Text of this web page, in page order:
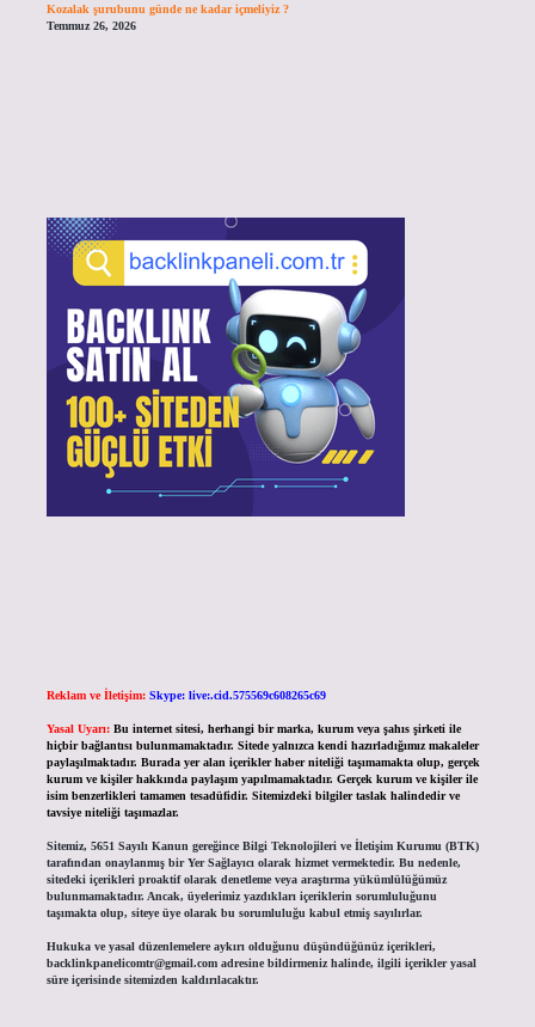
Kozalak şurubunu günde ne kadar içmeliyiz ?
Temmuz 26, 2026
Reklam ve İletişim: Skype: live:.cid.575569c608265c69
Yasal Uyarı: Bu internet sitesi, herhangi bir marka, kurum veya şahıs şirketi ile
hiçbir bağlantısı bulunmamaktadır. Sitede yalnızca kendi hazırladığımız makaleler
paylaşılmaktadır. Burada yer alan içerikler haber niteliği taşımamakta olup, gerçek
kurum ve kişiler hakkında paylaşım yapılmamaktadır. Gerçek kurum ve kişiler ile
isim benzerlikleri tamamen tesadüfidir. Sitemizdeki bilgiler taslak halindedir ve
tavsiye niteliği taşımazlar.
Sitemiz, 5651 Sayılı Kanun gereğince Bilgi Teknolojileri ve İletişim Kurumu (BTK)
tarafından onaylanmış bir Yer Sağlayıcı olarak hizmet vermektedir. Bu nedenle,
sitedeki içerikleri proaktif olarak denetleme veya araştırma yükümlülüğümüz
bulunmamaktadır. Ancak, üyelerimiz yazdıkları içeriklerin sorumluluğunu
taşımakta olup, siteye üye olarak bu sorumluluğu kabul etmiş sayılırlar.
Hukuka ve yasal düzenlemelere aykırı olduğunu düşündüğünüz içerikleri,
backlinkpanelicomtr@gmail.comadresine bildirmeniz halinde, ilgili içerikler yasal
süre içerisinde sitemizden kaldırılacaktır.